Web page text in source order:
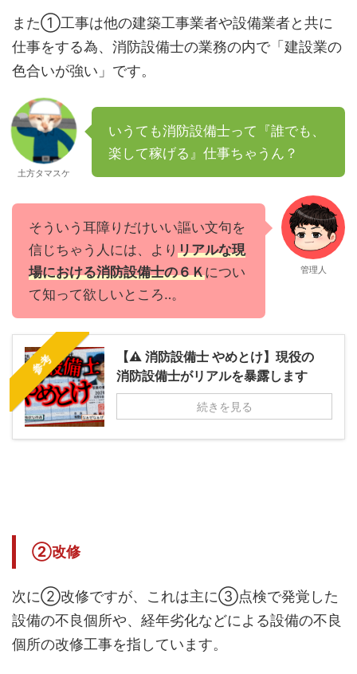
また①工事は他の建築工事業者や設備業者と共に
仕事をする為、消防設備士の業務の内で「建設業の
色合いが強い」です。
土方タマスケ
いうても消防設備士って『誰でも、
楽して稼げる』仕事ちゃうん？
そういう耳障りだけいい謳い文句を
信じちゃう人には、より リアルな現
場における消防設備士の６Ｋについ
て知って欲しいところ‥。
管理人
参考
【⚠ 消防設備士 やめとけ】現役の
消防設備士がリアルを暴露します
続きを見る
②改修
次に②改修ですが、これは主に③点検で発覚した
設備の不良個所や、経年劣化などによる設備の不良
個所の改修工事を指しています。